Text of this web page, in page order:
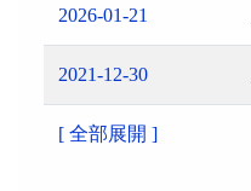
2026-01-21
2021-12-30
[ 全部展開 ]